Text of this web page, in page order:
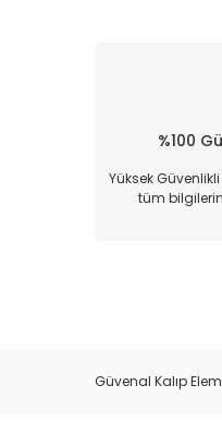
%100
Yüksek
tüm
Güvenal Kalıp